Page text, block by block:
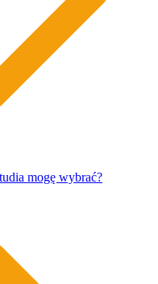
mogę wybrać?